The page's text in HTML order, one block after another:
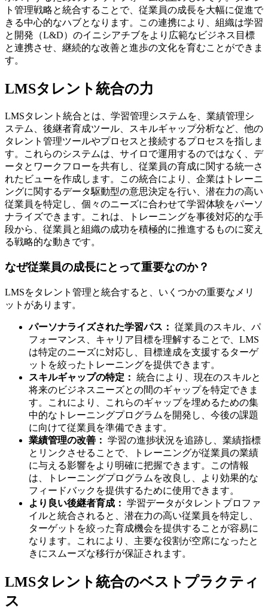
ト管理戦略と統合することで、従業員の成長を大幅に促進で
きる中心的なハブとなります。この連携により、組織は学習
と開発（L&D）のイニシアチブをより広範なビジネス目標
と連携させ、継続的な改善と進歩の文化を育むことができま
す。
LMSタレント統合の力
LMSタレント統合とは、学習管理システムを、業績管理シ
ステム、後継者育成ツール、スキルギャップ分析など、他の
タレント管理ツールやプロセスと接続するプロセスを指しま
す。これらのシステムは、サイロで運用するのではなく、デ
ータとワークフローを共有し、従業員の育成に関する統一さ
れたビューを作成します。この統合により、企業はトレーニ
ングに関するデータ駆動型の意思決定を行い、潜在力の高い
従業員を特定し、個々のニーズに合わせて学習体験をパーソ
ナライズできます。これは、トレーニングを事後対応的な手
段から、従業員と組織の成功を積極的に推進するものに変え
る戦略的な動きです。
なぜ従業員の成長にとって重要なのか？
LMSをタレント管理と統合すると、いくつかの重要なメリ
ットがあります。
パーソナライズされた学習パス： 従業員のスキル、パ
フォーマンス、キャリア目標を理解することで、LMS
は特定のニーズに対応し、目標達成を支援するターゲ
ットを絞ったトレーニングを提供できます。
スキルギャップの特定： 統合により、現在のスキルと
将来のビジネスニーズとの間のギャップを特定できま
す。これにより、これらのギャップを埋めるための集
中的なトレーニングプログラムを開発し、今後の課題
に向けて従業員を準備できます。
業績管理の改善： 学習の進捗状況を追跡し、業績指標
とリンクさせることで、トレーニングが従業員の業績
に与える影響をより明確に把握できます。この情報
は、トレーニングプログラムを改良し、より効果的な
フィードバックを提供するために使用できます。
より良い後継者育成： 学習データがタレントプロファ
イルと統合されると、潜在力の高い従業員を特定し、
ターゲットを絞った育成機会を提供することが容易に
なります。これにより、主要な役割が空席になったと
きにスムーズな移行が保証されます。
LMSタレント統合のベストプラクティ
ス